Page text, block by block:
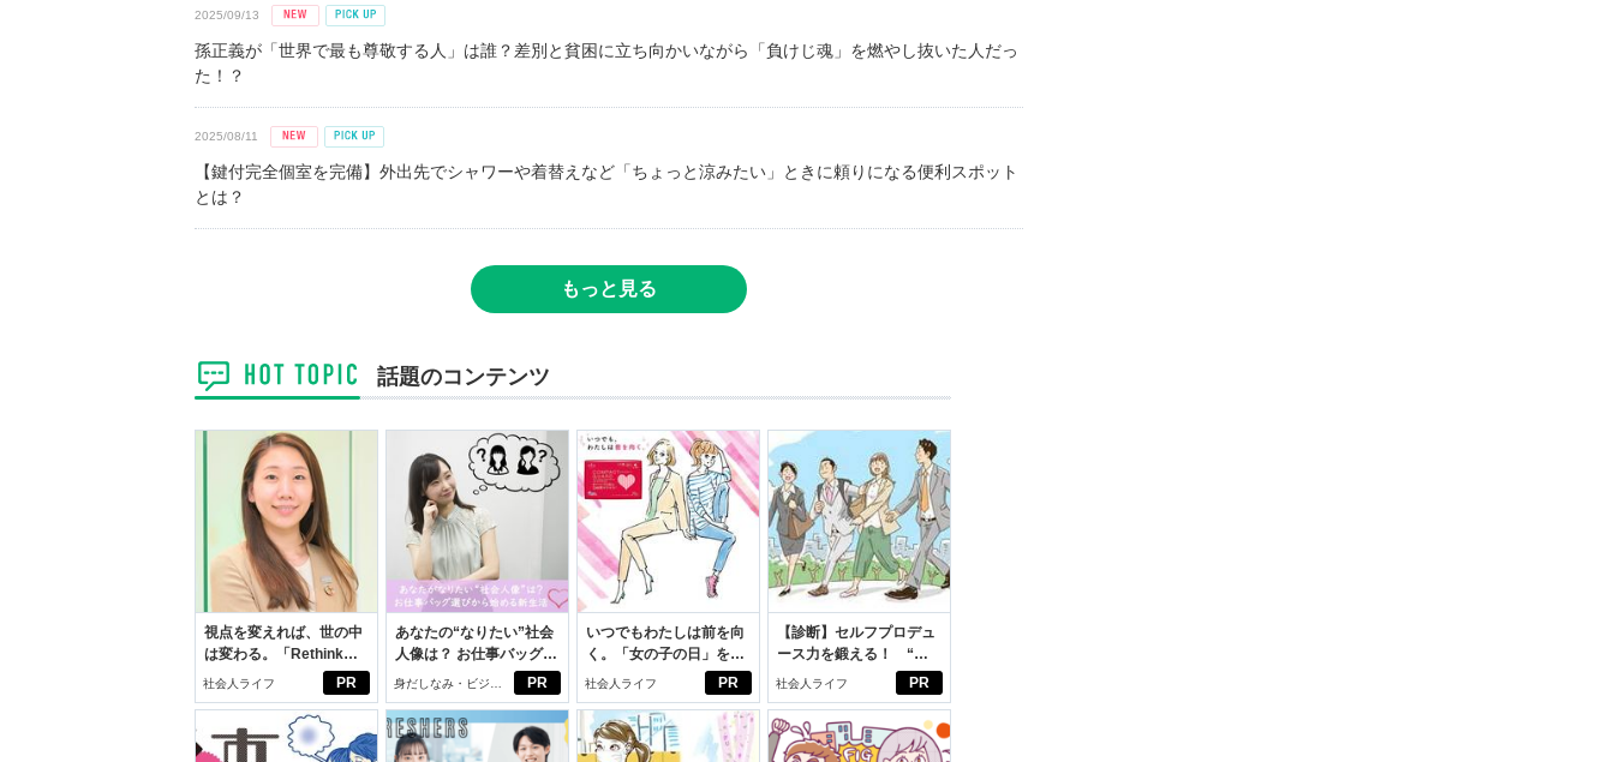
2025/09/13
孫正義が「世界で最も尊敬する人」は誰？差別と貧困に立ち向かいながら「負けじ魂」を燃やし抜いた人だっ
た！？
2025/08/11
【鍵付完全個室を完備】外出先でシャワーや着替えなど「ちょっと涼みたい」ときに頼りになる便利スポット
とは？
もっと見る
話題のコンテンツ
PR
視点を変えれば、世の中
は変わる。「Rethink
PROJECT」がつたえた
社会人ライフ PR
あなたの“なりたい”社会
人像は？ お仕事バッグ選
びから始める新生活
身だしなみ・ビジネ
スアイテム
PR
いつでもわたしは前を向
く。「女の子の日」を前
向きに♪社会人エリ・大
社会人ライフ PR
【診断】セルフプロデュ
ース力を鍛える！ “ジ
ブン観”診断
社会人ライフ